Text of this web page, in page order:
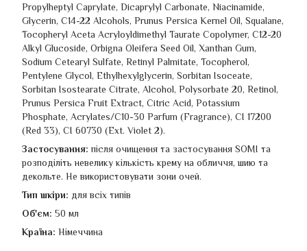
Propylheptyl Caprylate, Dicaprylyl Carbonate, Niacinamide,
Glycerin, C14-22 Alcohols, Prunus Persica Kernel Oil, Squalane,
Tocopheryl Aceta Acryloyldimethyl Taurate Copolymer, C12-20
Alkyl Glucoside, Orbigna Oleifera Seed Oil, Xanthan Gum,
Sodium Cetearyl Sulfate, Retinyl Palmitate, Tocopherol,
Pentylene Glycol, Ethylhexylglycerin, Sorbitan Isoceate,
Sorbitan Isostearate Citrate, Alcohol, Polysorbate 20, Retinol,
Prunus Persica Fruit Extract, Citric Acid, Potassium
Phosphate, Acrylates/C10-30 Parfum (Fragrance), CI 17200
(Red 33), CI 60730 (Ext. Violet 2).
Застосування: після очищення та застосування SOMI та
розподіліть невелику кількість крему на обличчя, шию та
декольте. Не використовувати зони очей.
Тип шкіри: для всіх типів
Об'єм: 50 мл
Країна: Німеччина